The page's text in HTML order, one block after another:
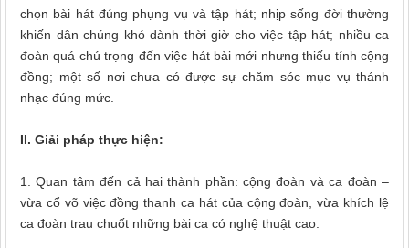
chọn bài hát đúng phụng vụ và tập hát; nhịp sống đời thường
khiến dân chúng khó dành thời giờ cho việc tập hát; nhiều ca
đoàn quá chú trọng đến việc hát bài mới nhưng thiếu tính cộng
đồng; một số nơi chưa có được sự chăm sóc mục vụ thánh
nhạc đúng mức.
II. Giải pháp thực hiện:
1. Quan tâm đến cả hai thành phần: cộng đoàn và ca đoàn –
vừa cổ võ việc đồng thanh ca hát của cộng đoàn, vừa khích lệ
ca đoàn trau chuốt những bài ca có nghệ thuật cao.